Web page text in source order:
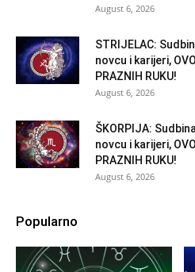
August 6, 2026
STRIJELAC:
novcu i karijeri,
PRAZNIH RUKU!
August 6, 2026
ŠKORPIJA:
novcu i karijeri,
PRAZNIH RUKU!
August 6, 2026
Popularno